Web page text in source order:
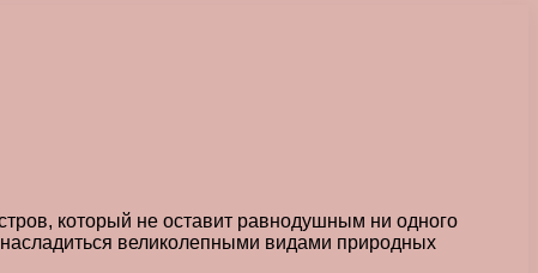
который не оставит равнодушным ни одного
великолепными видами природных